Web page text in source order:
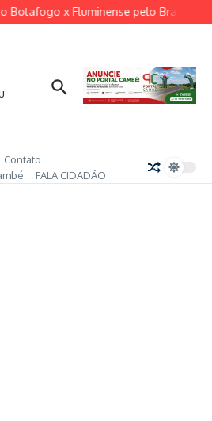
Botafogo x Fluminense pelo Brasileirão
Contato
FALA CIDADÃO